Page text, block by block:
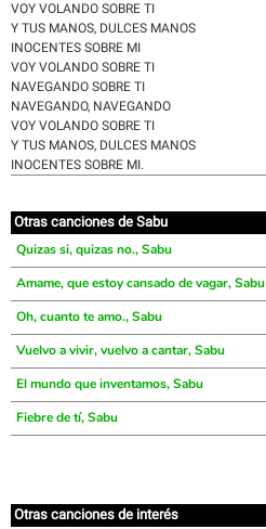
VOY VOLANDO SOBRE TI
Y TUS MANOS, DULCES MANOS
INOCENTES SOBRE MI
VOY VOLANDO SOBRE TI
NAVEGANDO SOBRE TI
NAVEGANDO, NAVEGANDO
VOY VOLANDO SOBRE TI
Y TUS MANOS, DULCES MANOS
INOCENTES SOBRE MI.
Otras canciones de Sabu
Quizas si, quizas no., Sabu
Amame, que estoy cansado de vagar, Sabu
Oh, cuanto te amo., Sabu
Vuelvo a vivir, vuelvo a cantar, Sabu
El mundo que inventamos, Sabu
Fiebre de tí, Sabu
Otras canciones de interés